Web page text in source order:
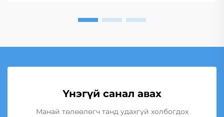
Үнэгүй санал авах
Манай төлөөлөгч танд удахгүй холбогдох